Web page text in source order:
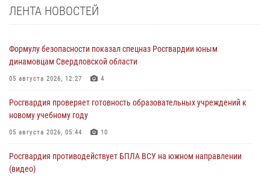
ЛЕНТА НОВОСТЕЙ
Формулу безопасности показал спецназ Росгвардии юным
динамовцам Свердловской области
05 августа 2026, 12:27 4
Росгвардия проверяет готовность образовательных учреждений к
новому учебному году
05 августа 2026, 05:44 10
Росгвардия противодействует БПЛА ВСУ на южном направлении
(видео)